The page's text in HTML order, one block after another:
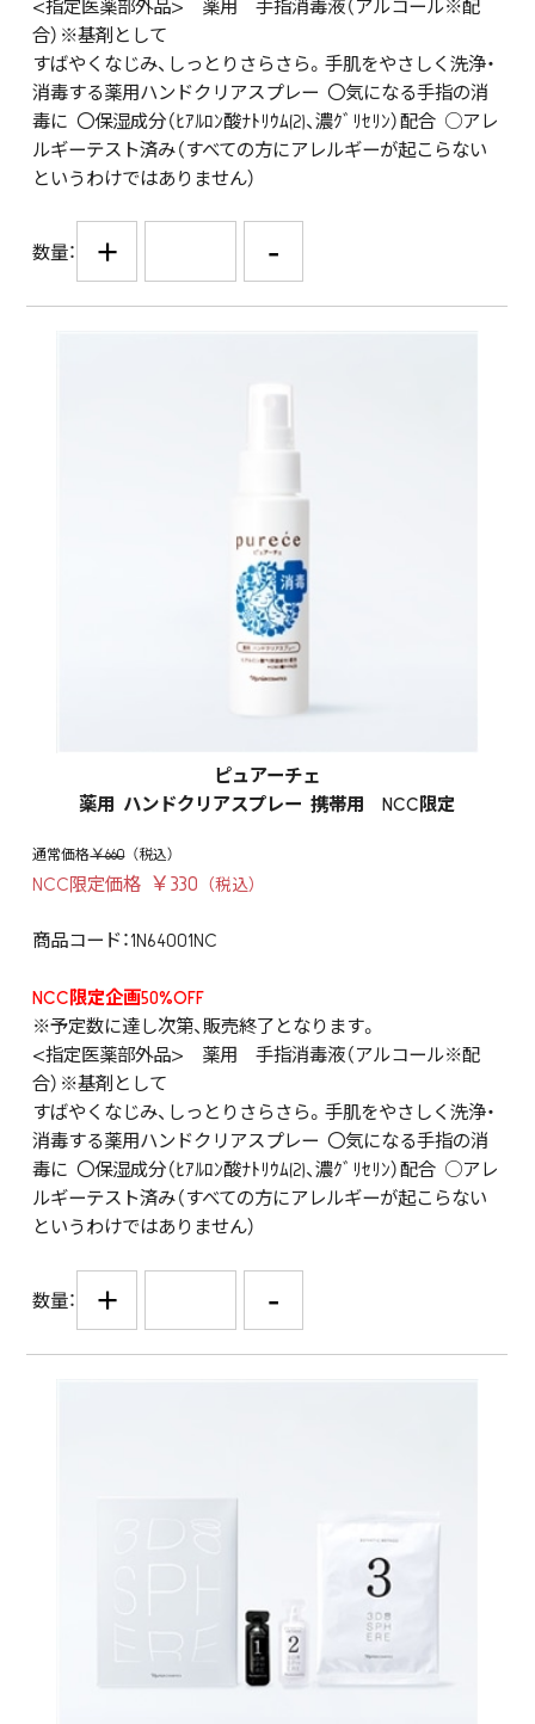
<指定医薬部外品> 薬用 手指消毒液（アルコール※配
合）※基剤として
すばやくなじみ、しっとりさらさら。手肌をやさしく洗浄・
消毒する薬用ハンドクリアスプレー 〇気になる手指の消
毒に 〇保湿成分（ﾋｱﾙﾛﾝ酸ﾅﾄﾘｳﾑ(2)、濃ｸﾞﾘｾﾘﾝ）配合 ○アレ
ルギーテスト済み（すべての方にアレルギーが起こらない
というわけではありません）
数量： + -
ピュアーチェ
薬用 ハンドクリアスプレー 携帯用 NCC限定
￥660
NCC限定価格 ￥330
商品コード：1N64001NC
NCC限定企画50%OFF
※予定数に達し次第、販売終了となります。
<指定医薬部外品> 薬用 手指消毒液（アルコール※配
合）※基剤として
すばやくなじみ、しっとりさらさら。手肌をやさしく洗浄・
消毒する薬用ハンドクリアスプレー 〇気になる手指の消
毒に 〇保湿成分（ﾋｱﾙﾛﾝ酸ﾅﾄﾘｳﾑ(2)、濃ｸﾞﾘｾﾘﾝ）配合 ○アレ
ルギーテスト済み（すべての方にアレルギーが起こらない
というわけではありません）
数量： + -